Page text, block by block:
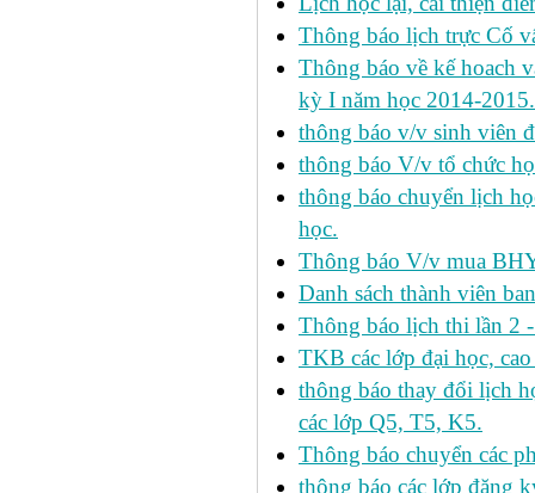
Thông báo lịch trực Cố
Thông báo về kế hoach
kỳ I năm học 2014-2015.
thông báo v/v sinh viên
thông báo V/v tổ chức
thông báo chuyển lịch
học.
Thông báo V/v mua
Danh sách thành viên
Thông báo lịch thi lần 2
TKB các lớp đại học,
thông báo thay đổi lịch
các lớp Q5, T5, K5.
Thông báo chuyển các
thông báo các lớp đăng